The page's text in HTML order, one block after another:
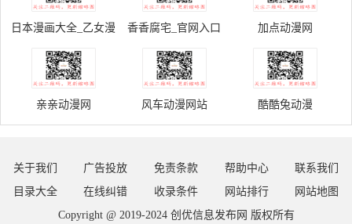
日本漫画大全_乙女漫
画
香香腐宅_官网入口 加点动漫网
亲亲动漫网 风车动漫网站 酷酷兔动漫
关于我们 广告投放 免责条款 帮助中心
联系我们
目录大全
在线纠错 收录条件 网站排行
网站地图
Copyright @ 2019-2024 创优信息发布网 版权所有